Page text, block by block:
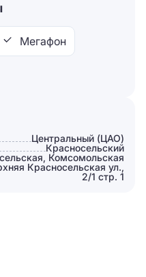
Мегафон
Центральный (ЦАО)
Красносельский
Комсомольская
Красносельская ул.,
2/1 стр. 1